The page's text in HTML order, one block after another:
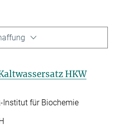
HKW
Institut für Biochemie